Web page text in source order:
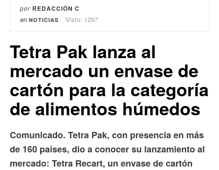
por REDACCIÓN C
en NOTICIAS Visto: 1297
Tetra Pak lanza al
mercado un envase de
cartón para la categoría
de alimentos húmedos
Comunicado. Tetra Pak, con presencia en más
de 160 países, dio a conocer su lanzamiento al
mercado: Tetra Recart, un envase de cartón